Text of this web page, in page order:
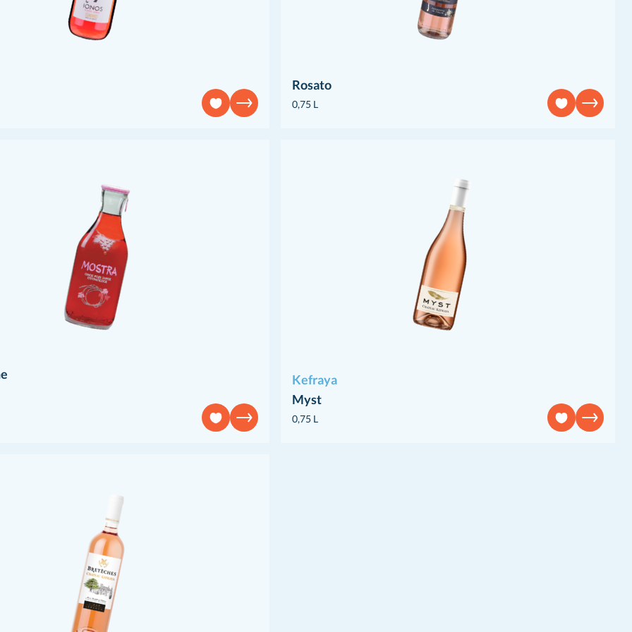
Rosato
0,75 L
Kefraya
Myst
0,75 L